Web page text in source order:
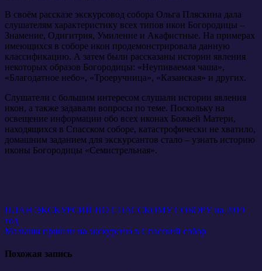
В своём рассказе экскурсовод собора Ольга Пляскина дала
слушателям характеристику всех типов икон Богородицы –
Знамение, Одигитрия, Умиление и Акафистные. На примерах
имеющихся в соборе икон продемонстрировала данную
классификацию. А затем были рассказаны истории явления
некоторых образов Богородицы: «Неупиваемая чаша»,
«Благодатное небо», «Троеручница», «Казанская» и других.
Слушатели с большим интересом слушали истории явления
икон, а также задавали вопросы по теме. Поскольку на
освещение информации обо всех иконах Божьей Матери,
находящихся в Спасском соборе, катастрофически не хватило,
домашним заданием для экскурсантов стало – узнать историю
иконы Богородицы «Семистрельная».
Навигация
по
ПЛАН ЭКСКУРСИЙ ПО СПАССКОМУ СОБОРУ на 2019
год
Малыши пришли на экскурсию в Спасский собор
Похожая запись